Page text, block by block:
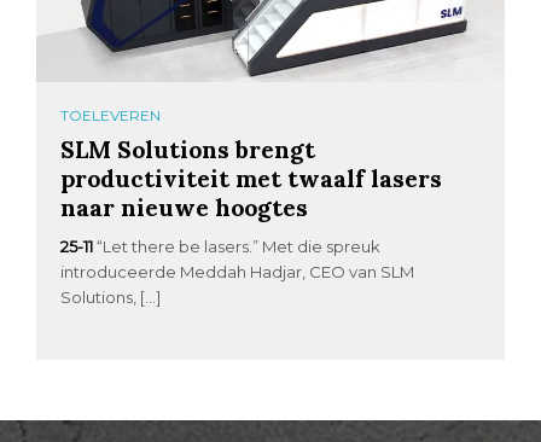
TOELEVEREN
SLM Solutions brengt
productiviteit met twaalf lasers
naar nieuwe hoogtes
25-11 “Let there be lasers.” Met die spreuk
introduceerde Meddah Hadjar, CEO van SLM
Solutions, […]